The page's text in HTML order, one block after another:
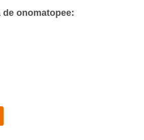
onomatopee: